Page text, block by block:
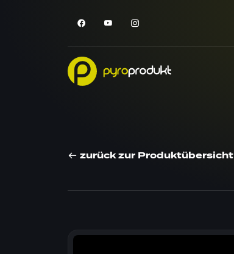
zurück zur Produktübersicht